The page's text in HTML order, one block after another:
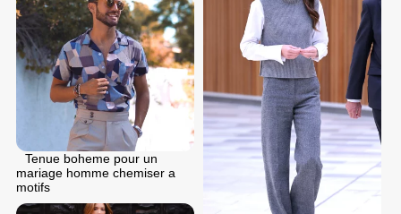
Tenue boheme pour un
mariage homme chemiser a
motifs